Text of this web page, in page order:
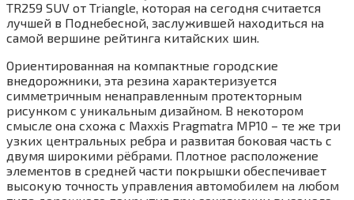
TR259 SUV от Triangle, которая на сегодня считается
лучшей в Поднебесной, заслужившей находиться на
самой вершине рейтинга китайских шин.
Ориентированная на компактные городские
внедорожники, эта резина характеризуется
симметричным ненаправленным протекторным
рисунком с уникальным дизайном. В некотором
смысле она схожа с Maxxis Pragmatra MP10 – те же три
узких центральных ребра и развитая боковая часть с
двумя широкими рёбрами. Плотное расположение
элементов в средней части покрышки обеспечивает
высокую точность управления автомобилем на любом